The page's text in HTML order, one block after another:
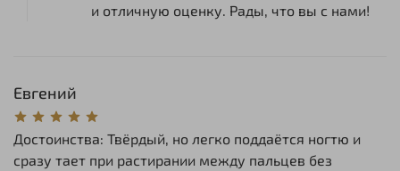
и отличную оценку. Рады, что вы с нами!
Евгений
Достоинства: Твёрдый, но легко поддаётся ногтю и
сразу тает при растирании между пальцев без